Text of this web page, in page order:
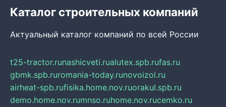
Каталог строительных компаний
Актуальный каталог компаний по всей России
t25-tractor.runashicveti.rualutex.spb.rufas.ru
gbmk.spb.ruromania-today.runovoizol.ru
airheat-spb.rufisika.home.nov.ruorakul.spb.ru
demo.home.nov.rumnso.ruhome.nov.rucemko.ru